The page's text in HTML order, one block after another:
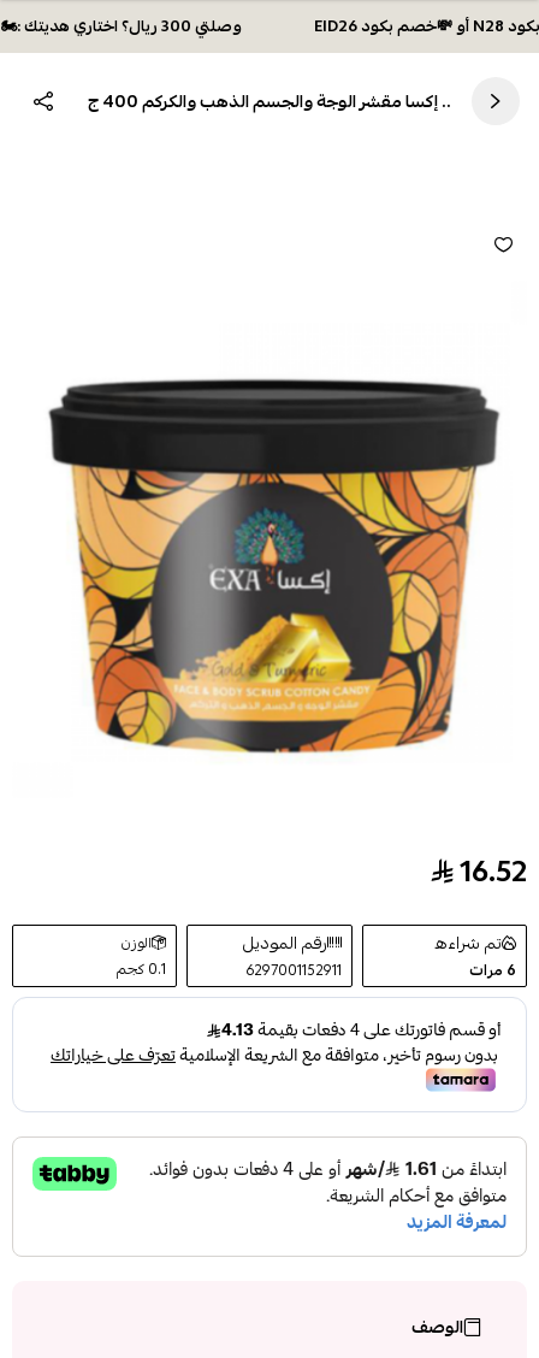
وصلتي 300 ريال؟ اختاري هديتك :🏍 شحن مجاني بكود N28 أو 💸خصم بكود EID26
.. إكسا مقشر الوجة والجسم الذهب والكركم 400 ج
.. إكسا مقشر الوجة والجسم الذهب والكركم 400 ج
16.52
تم شراءه
6 مرات
رقم الموديل
6297001152911
الوزن
0.1 كجم
الوصف